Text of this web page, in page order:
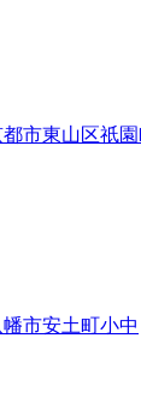
市東山区祇園
市安土町小中